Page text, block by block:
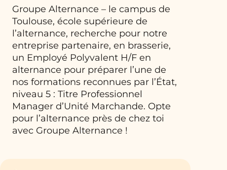
Groupe Alternance – le campus de
Toulouse, école supérieure de
l’alternance, recherche pour notre
entreprise partenaire, en brasserie,
un Employé Polyvalent H/F en
alternance pour préparer l’une de
nos formations reconnues par l’État,
niveau 5 : Titre Professionnel
Manager d’Unité Marchande. Opte
pour l’alternance près de chez toi
avec Groupe Alternance !